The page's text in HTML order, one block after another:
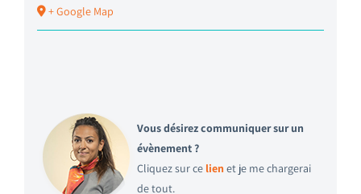
+ Google Map
Vous désirez communiquer sur un
évènement ?
Cliquez sur ce lien et je me chargerai
de tout.